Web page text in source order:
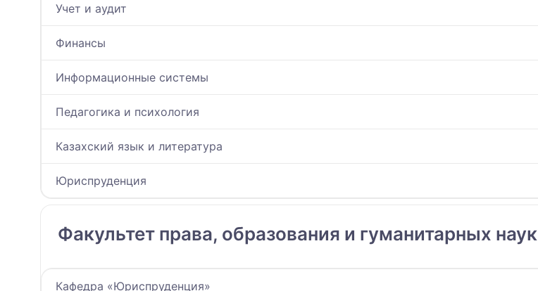
Учет и аудит
Финансы
Информационные системы
Педагогика и психология
Казахский язык и литература
Юриспруденция
Факультет права, образования и гуманитарных наук
Кафедра «Юриспруденция»